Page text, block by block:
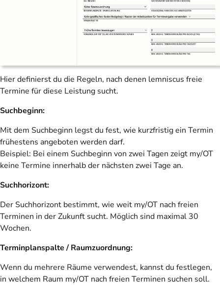
Hier definierst du die Regeln, nach denen lemniscus freie
Termine für diese Leistung sucht.
Suchbeginn:
Mit dem Suchbeginn legst du fest, wie kurzfristig ein Termin
frühestens angeboten werden darf.
Beispiel: Bei einem Suchbeginn von zwei Tagen zeigt my/OT
keine Termine innerhalb der nächsten zwei Tage an.
Suchhorizont:
Der Suchhorizont bestimmt, wie weit my/OT nach freien
Terminen in der Zukunft sucht. Möglich sind maximal 30
Wochen.
Terminplanspalte / Raumzuordnung:
Wenn du mehrere Räume verwendest, kannst du festlegen,
in welchem Raum my/OT nach freien Terminen suchen soll.